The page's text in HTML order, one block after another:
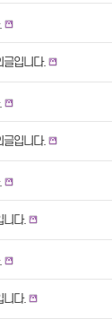
글입니다.
글입니다.
니다.
니다.